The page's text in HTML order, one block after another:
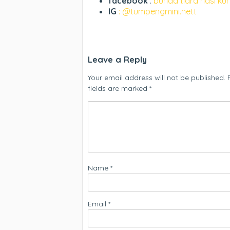
IG : @tumpengmini.nett
Leave a Reply
Your email address will not be published.
fields are marked *
Name *
Email *